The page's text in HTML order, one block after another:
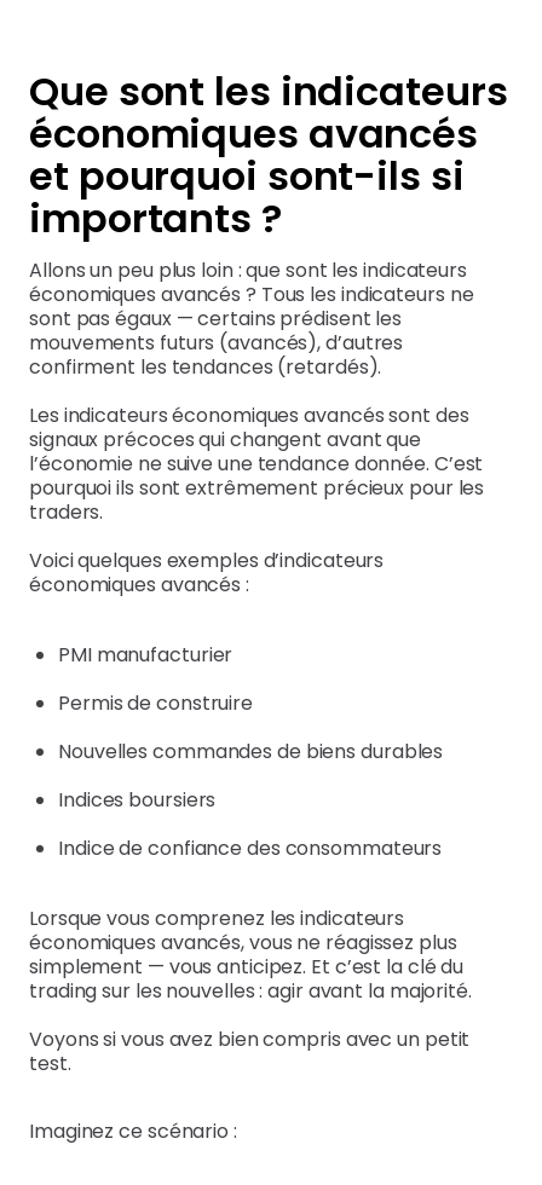
Que sont les indicateurs
économiques avancés
et pourquoi sont-ils si
importants ?
Allons un peu plus loin : que sont les indicateurs
économiques avancés ? Tous les indicateurs ne
sont pas égaux — certains prédisent les
mouvements futurs (avancés), d’autres
confirment les tendances (retardés).
Les indicateurs économiques avancés sont des
signaux précoces qui changent avant que
l’économie ne suive une tendance donnée. C’est
pourquoi ils sont extrêmement précieux pour les
traders.
Voici quelques exemples d’indicateurs
économiques avancés :
PMI manufacturier
Permis de construire
Nouvelles commandes de biens durables
Indices boursiers
Indice de confiance des consommateurs
Lorsque vous comprenez les indicateurs
économiques avancés, vous ne réagissez plus
simplement — vous anticipez. Et c’est la clé du
trading sur les nouvelles : agir avant la majorité.
Voyons si vous avez bien compris avec un petit
test.
Imaginez ce scénario :